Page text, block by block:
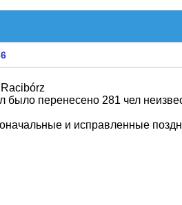
было перенесено 281 чел
и исправленные